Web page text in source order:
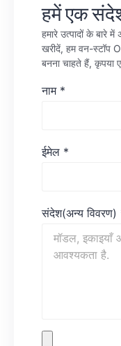
हमें एक
हमारे उत्पादों के
खरीदें, हम वन-स्टॉप
बनना चाहते हैं, कृपया
नाम *
ईमेल *
संदेश(अन्य विवरण)